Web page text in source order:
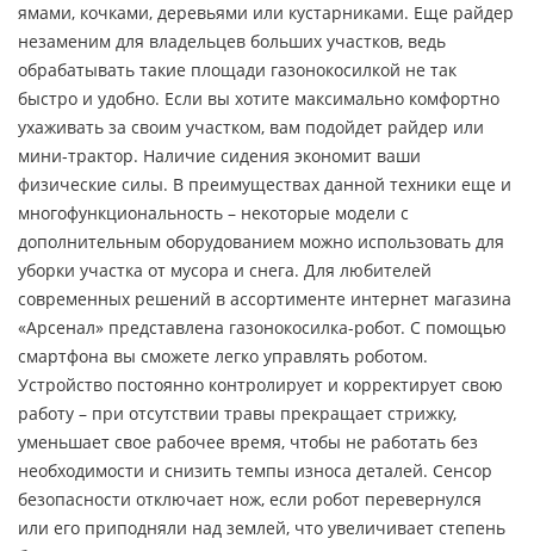
ямами, кочками, деревьями или кустарниками. Еще райдер
незаменим для владельцев больших участков, ведь
обрабатывать такие площади газонокосилкой не так
быстро и удобно. Если вы хотите максимально комфортно
ухаживать за своим участком, вам подойдет райдер или
мини-трактор. Наличие сидения экономит ваши
физические силы. В преимуществах данной техники еще и
многофункциональность – некоторые модели с
дополнительным оборудованием можно использовать для
уборки участка от мусора и снега. Для любителей
современных решений в ассортименте интернет магазина
«Арсенал» представлена газонокосилка-робот. С помощью
смартфона вы сможете легко управлять роботом.
Устройство постоянно контролирует и корректирует свою
работу – при отсутствии травы прекращает стрижку,
уменьшает свое рабочее время, чтобы не работать без
необходимости и снизить темпы износа деталей. Сенсор
безопасности отключает нож, если робот перевернулся
или его приподняли над землей, что увеличивает степень